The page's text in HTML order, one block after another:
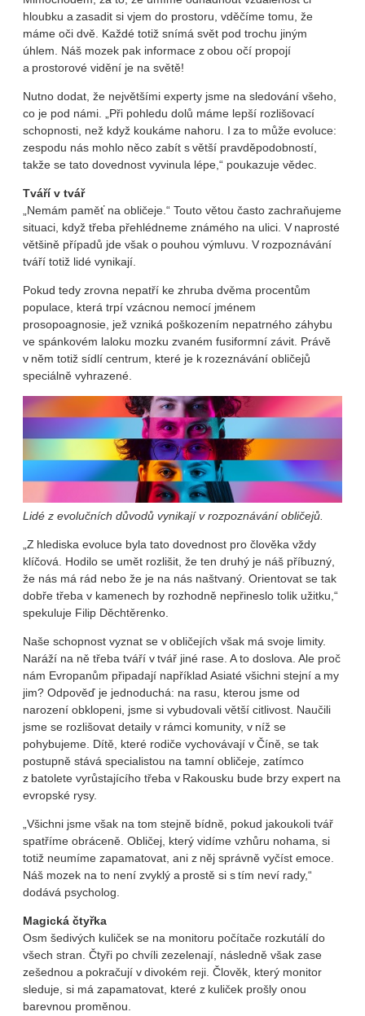
hloubku a zasadit si vjem do prostoru, vděčíme tomu, že
máme oči dvě. Každé totiž snímá svět pod trochu jiným
úhlem. Náš mozek pak informace z obou očí propojí
a prostorové vidění je na světě!
Nutno dodat, že největšími experty jsme na sledování všeho,
co je pod námi. „Při pohledu dolů máme lepší rozlišovací
schopnosti, než když koukáme nahoru. I za to může evoluce:
zespodu nás mohlo něco zabít s větší pravděpodobností,
takže se tato dovednost vyvinula lépe,“ poukazuje vědec.
Tváří v tvář
„Nemám paměť na obličeje.“ Touto větou často zachraňujeme
situaci, když třeba přehlédneme známého na ulici. V naprosté
většině případů jde však o pouhou výmluvu. V rozpoznávání
tváří totiž lidé vynikají.
Pokud tedy zrovna nepatří ke zhruba dvěma procentům
populace, která trpí vzácnou nemocí jménem
prosopoagnosie, jež vzniká poškozením nepatrného záhybu
ve spánkovém laloku mozku zvaném fusiformní závit. Právě
v něm totiž sídlí centrum, které je k rozeznávání obličejů
speciálně vyhrazené.
Lidé z evolučních důvodů vynikají v rozpoznávání obličejů.
„Z hlediska evoluce byla tato dovednost pro člověka vždy
klíčová. Hodilo se umět rozlišit, že ten druhý je náš příbuzný,
že nás má rád nebo že je na nás naštvaný. Orientovat se tak
dobře třeba v kamenech by rozhodně nepřineslo tolik užitku,“
spekuluje Filip Děchtěrenko.
Naše schopnost vyznat se v obličejích však má svoje limity.
Naráží na ně třeba tváří v tvář jiné rase. A to doslova. Ale proč
nám Evropanům připadají například Asiaté všichni stejní a my
jim? Odpověď je jednoduchá: na rasu, kterou jsme od
narození obklopeni, jsme si vybudovali větší citlivost. Naučili
jsme se rozlišovat detaily v rámci komunity, v níž se
pohybujeme. Dítě, které rodiče vychovávají v Číně, se tak
postupně stává specialistou na tamní obličeje, zatímco
z batolete vyrůstajícího třeba v Rakousku bude brzy expert na
evropské rysy.
„Všichni jsme však na tom stejně bídně, pokud jakoukoli tvář
spatříme obráceně. Obličej, který vidíme vzhůru nohama, si
totiž neumíme zapamatovat, ani z něj správně vyčíst emoce.
Náš mozek na to není zvyklý a prostě si s tím neví rady,“
dodává psycholog.
Magická čtyřka
Osm šedivých kuliček se na monitoru počítače rozkutálí do
všech stran. Čtyři po chvíli zezelenají, následně však zase
zešednou a pokračují v divokém reji. Člověk, který monitor
sleduje, si má zapamatovat, které z kuliček prošly onou
barevnou proměnou.